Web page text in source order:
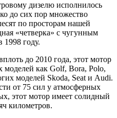
дизелю исполнилось
до сих пор множество
по просторам нашей
«четверка» с чугунным
1998 году.
до 2010 года, этот мотор
моделей как Golf, Bora, Polo,
моделей Skoda, Seat и Audi.
от 75 сил у атмосферных
этот мотор имеет солидный
километров.